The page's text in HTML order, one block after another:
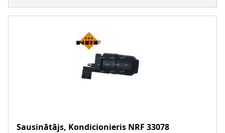
Sausinātājs, Kondicionieris NRF 33078